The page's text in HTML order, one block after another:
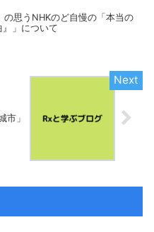
の思うNHKのど自慢の「本当の
』」について
市」